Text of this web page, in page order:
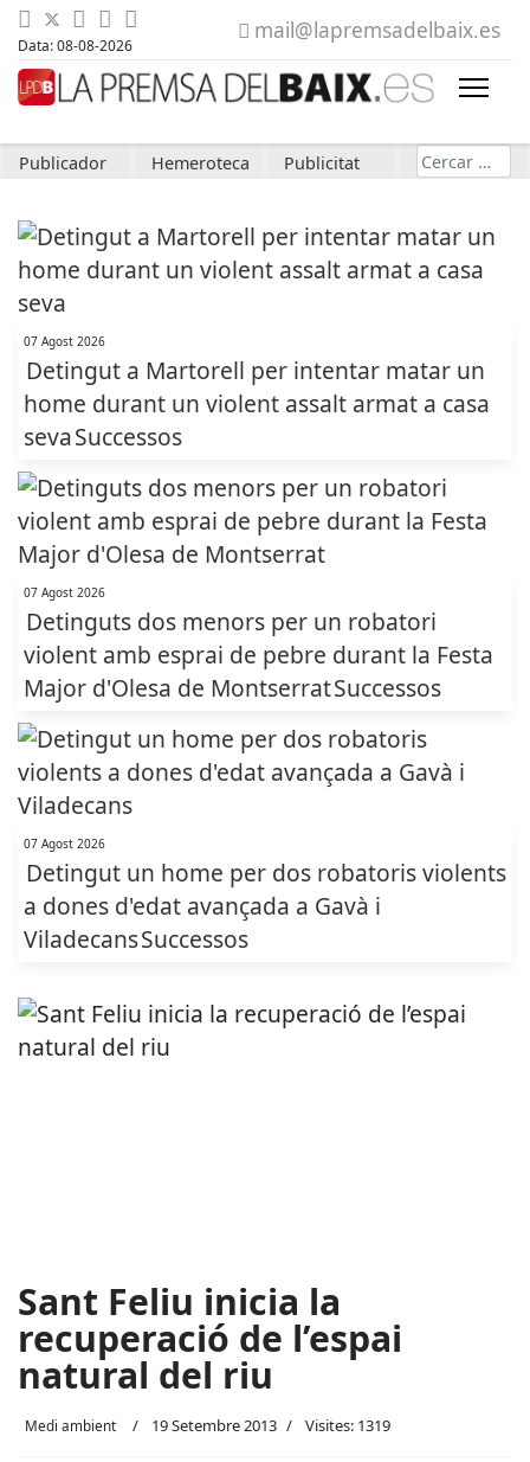
Data: 08-08-2026
mail@lapremsadelbaix.es
Publicador Hemeroteca Publicitat Cerca
07 Agost 2026
Detingut a Martorell per intentar matar un
home durant un violent assalt armat a casa
sevaSuccessos
07 Agost 2026
Detinguts dos menors per un robatori
violent amb esprai de pebre durant la Festa
Major d'Olesa de MontserratSuccessos
07 Agost 2026
Detingut un home per dos robatoris violents
a dones d'edat avançada a Gavà i
ViladecansSuccessos
Sant Feliu inicia la
recuperació de l’espai
natural del riu
Medi ambient 19 Setembre 2013 Visites: 1319